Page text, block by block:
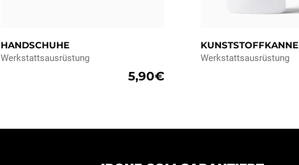
HANDSCHUHE
Werkstattsausrüstung
5,90€
KUNSTSTOFFKANNE
Werkstattsausrüstung